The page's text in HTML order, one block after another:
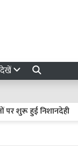
हुई निशानदेही